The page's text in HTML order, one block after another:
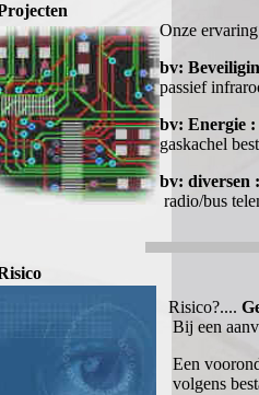
Onze
bv:
passief
bv: Energie :
gaskachel
bv: diversen :
radio/bus
Risico?....
Bij een
Een
volgens